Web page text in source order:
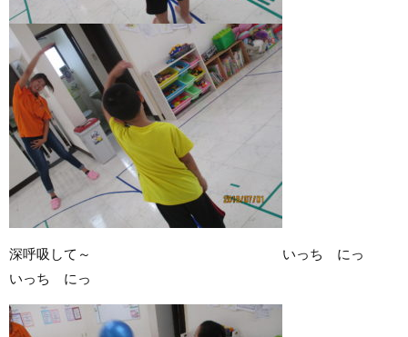
深呼吸して～ いっち にっ
いっち にっ